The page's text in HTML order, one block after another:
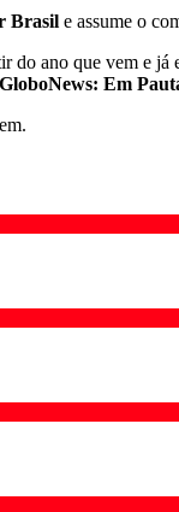
Brasil e assume o
do ano que vem e já
GloboNews: Em